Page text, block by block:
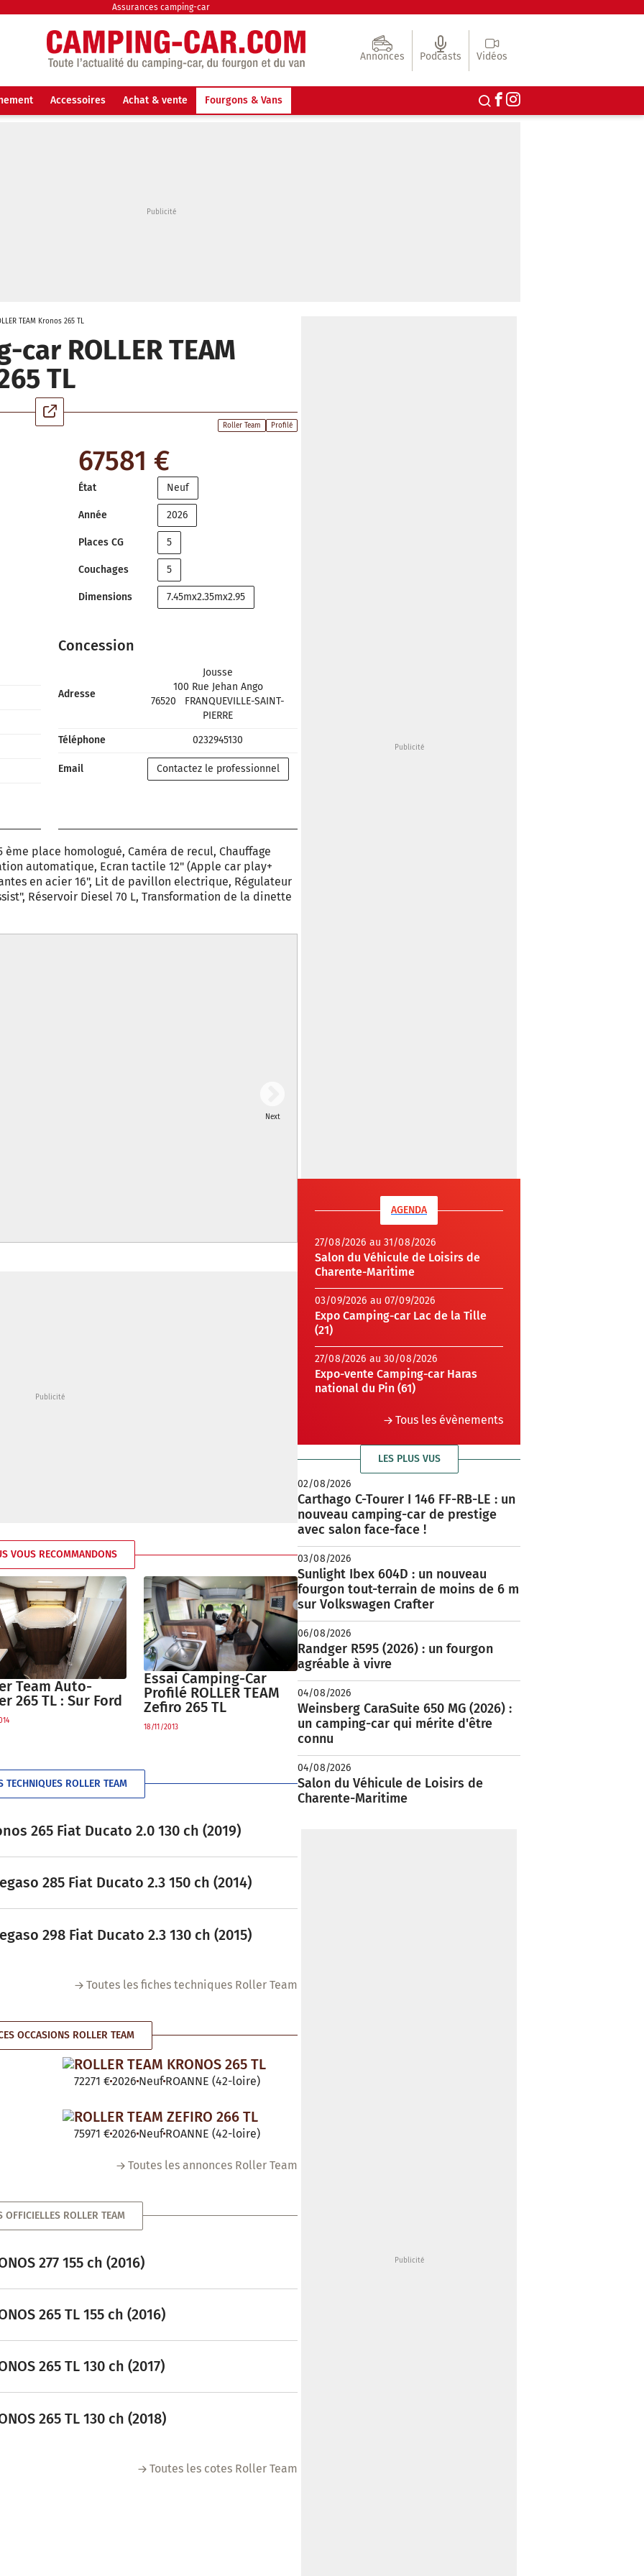
Assurances camping-car
Annonces Podcasts Vidéos
Accessoires Achat & vente Fourgons & Vans
TEAM Kronos 265 TL
car ROLLER TEAM
TL
Roller Team Profilé
67581 €
État Neuf
Année 2026
Places CG 5
Couchages 5
Dimensions 7.45mx2.35mx2.95
Concession
Adresse
Jousse
100 Rue Jehan Ango
76520
FRANQUEVILLE-SAINT-
PIERRE
Téléphone
0232945130
Email Contactez le professionnel
ème place homologué, Caméra de recul, Chauffage
automatique, Ecran tactile 12" (Apple car play+
en acier 16", Lit de pavillon electrique, Régulateur
Réservoir Diesel 70 L, Transformation de la dinette
Next
VOUS RECOMMANDONS
Team Auto-
265 TL : Sur Ford
Essai Camping-Car
Profilé ROLLER TEAM
Zefiro 265 TL
18/11/2013
TECHNIQUES ROLLER TEAM
265 Fiat Ducato 2.0 130 ch (2019)
285 Fiat Ducato 2.3 150 ch (2014)
298 Fiat Ducato 2.3 130 ch (2015)
Toutes les fiches techniques Roller Team
OCCASIONS ROLLER TEAM
ROLLER TEAM KRONOS 265 TL
72271 €2026 Neuf ROANNE (42-loire)
ROLLER TEAM ZEFIRO 266 TL
75971 €2026 Neuf ROANNE (42-loire)
Toutes les annonces Roller Team
OFFICIELLES ROLLER TEAM
277 155 ch (2016)
265 TL 155 ch (2016)
265 TL 130 ch (2017)
265 TL 130 ch (2018)
Toutes les cotes Roller Team
AGENDA
27/08/2026 au 31/08/2026
Salon du Véhicule de Loisirs de
Charente-Maritime
03/09/2026 au 07/09/2026
Expo Camping-car Lac de la Tille
(21)
27/08/2026 au 30/08/2026
Expo-vente Camping-car Haras
national du Pin (61)
Tous les évènements
LES PLUS VUS
02/08/2026
Carthago C-Tourer I 146 FF-RB-LE : un
nouveau camping-car de prestige
avec salon face-face !
03/08/2026
Sunlight Ibex 604D : un nouveau
fourgon tout-terrain de moins de 6 m
sur Volkswagen Crafter
06/08/2026
Randger R595 (2026) : un fourgon
agréable à vivre
04/08/2026
Weinsberg CaraSuite 650 MG (2026) :
un camping-car qui mérite d'être
connu
04/08/2026
Salon du Véhicule de Loisirs de
Charente-Maritime